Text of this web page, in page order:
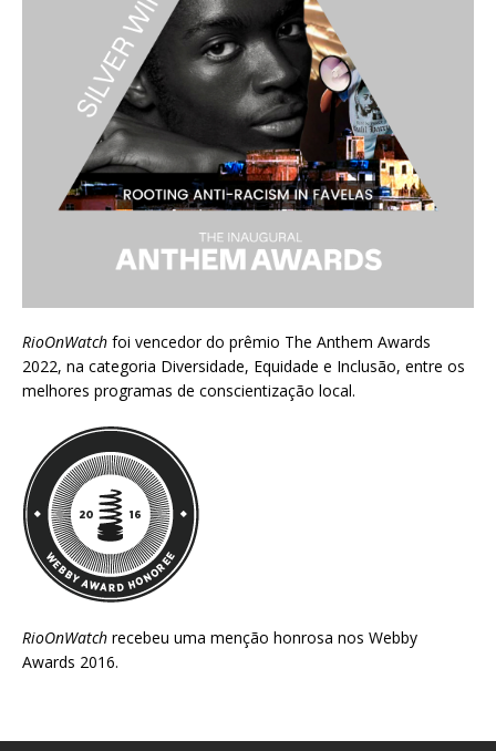
RioOnWatch foi vencedor do prêmio The Anthem Awards
2022, na categoria Diversidade, Equidade e Inclusão, entre os
melhores programas de conscientização local.
RioOnWatch recebeu uma menção honrosa nos Webby
Awards 2016.